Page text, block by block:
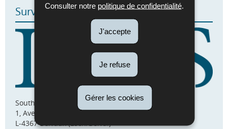
Consulter notre politique de confidentialité.
J'accepte
Je refuse
Gérer les cookies
Surveillance du marché
Southlane Tower I
1, Avenue du Swing
L-4367 Belvaux (Esch/Belval)